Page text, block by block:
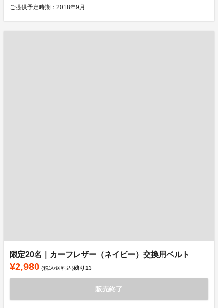
ご提供予定時期：2018年9月
限定20名｜カーフレザー（ネイビー）交換用ベルト
¥2,980 (税込/送料込)残り13
販売終了